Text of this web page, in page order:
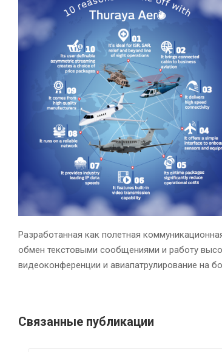
Разработанная как полетная
обмен текстовыми сообщениями и работу
видеоконференции и авиапатрулирование на
Связанные публикации